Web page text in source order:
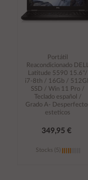
Portátil
Reacondicionado
Latitude 5590 15.6"/
i7-8th / 16Gb /
SSD / Win 11 Pro /
Teclado español /
Grado A-
esteticos
349,95 €
Stocks (5)